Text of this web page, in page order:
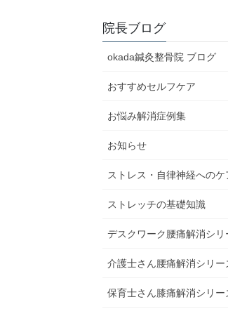
院長ブログ
okada鍼灸整骨院 ブログ
おすすめセルフケア
お悩み解消症例集
お知らせ
ストレス・自律神経へのケ
ストレッチの基礎知識
デスクワーク腰痛解消シリ
介護士さん腰痛解消シリー
保育士さん膝痛解消シリー